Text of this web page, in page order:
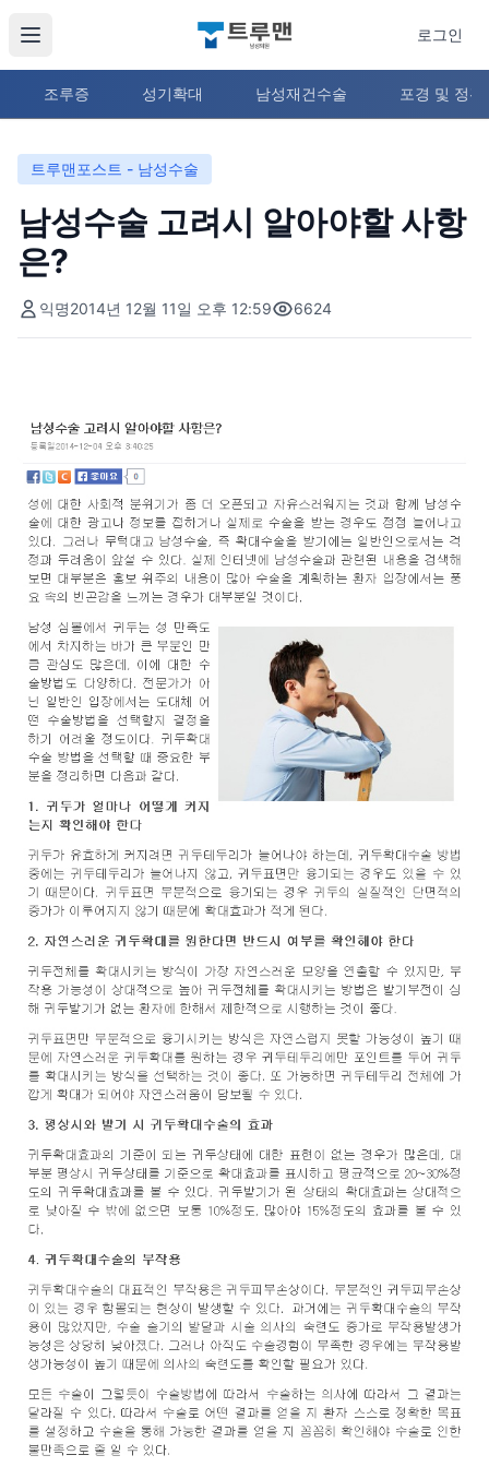
로그인
조루증 성기확대 남성재건수술 포경 및 정관
트루맨포스트 - 남성수술
남성수술 고려시 알아야할 사항
은?
익명2014년 12월 11일 오후 12:59 6624